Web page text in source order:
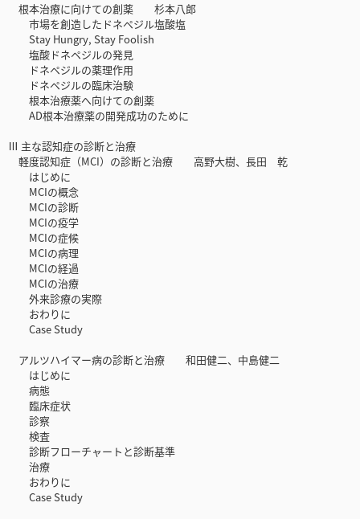
根本治療に向けての創薬 杉本八郎
市場を創造したドネペジル塩酸塩
Stay Hungry, Stay Foolish
塩酸ドネペジルの発見
ドネペジルの薬理作用
ドネペジルの臨床治験
根本治療薬へ向けての創薬
AD根本治療薬の開発成功のために
Ⅲ 主な認知症の診断と治療
軽度認知症（MCI）の診断と治療 高野大樹、長田 乾
はじめに
MCIの概念
MCIの診断
MCIの疫学
MCIの症候
MCIの病理
MCIの経過
MCIの治療
外来診療の実際
おわりに
Case Study
アルツハイマー病の診断と治療 和田健二、中島健二
はじめに
病態
臨床症状
診察
検査
診断フローチャートと診断基準
治療
おわりに
Case Study